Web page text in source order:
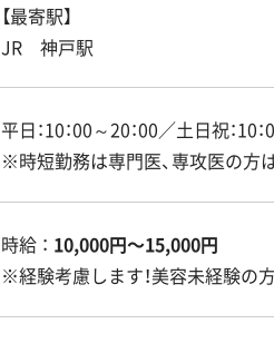
【最寄駅】
JR 神戸駅
平日：10：00～20：00／土日祝：10
※時短勤務は専門医、専攻医の方
時給 ： 10,000円〜15,000円
※経験考慮します！美容未経験の